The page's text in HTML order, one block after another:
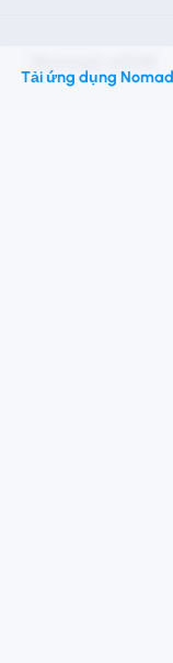
Tải ứng dụng